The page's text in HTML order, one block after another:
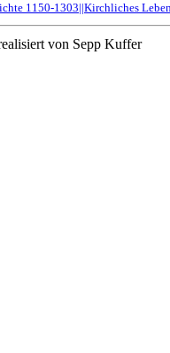
1150-1303||Kirchliches
von Sepp Kuffer